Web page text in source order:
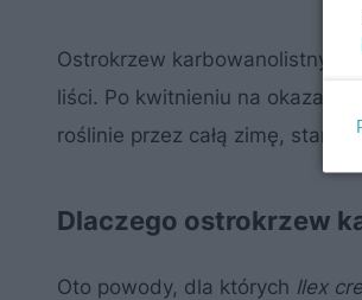
Ostrokrzew karbowanolistny
liści. Po kwitnieniu na okazach
roślinie przez całą zimę,
Dlaczego ostrokrzew
Oto powody, dla których Ilex